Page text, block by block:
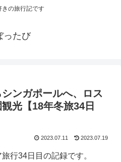
きの旅行記です
ったび
ンガポールへ、ロス
光【18年冬旅34日
2023.07.11 2023.07.19
行34日目の記録です。